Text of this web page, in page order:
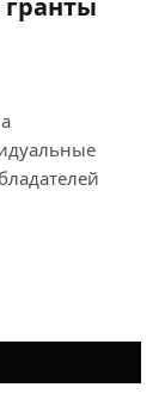
гранты